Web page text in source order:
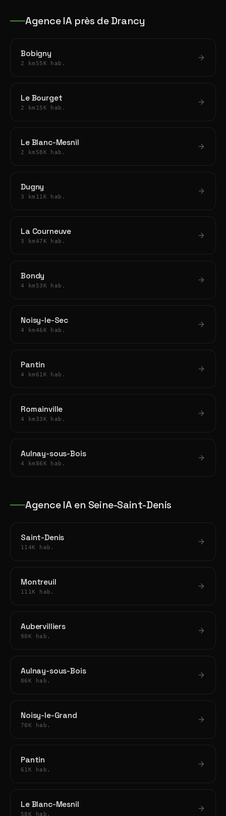
Agence IA près de Drancy
Bobigny
2 km 55K hab.
Le Bourget
2 km 15K hab.
Le Blanc-Mesnil
2 km 58K hab.
Dugny
3 km 11K hab.
La Courneuve
3 km47K hab.
Bondy
4 km 53K hab.
Noisy-le-Sec
4 km46K hab.
Pantin
4 km 61K hab.
Romainville
4 km 33K hab.
Aulnay-sous-Bois
4 km 86K hab.
Agence IA en Seine-Saint-Denis
Saint-Denis
114K hab.
Montreuil
111K hab.
Aubervilliers
90K hab.
Aulnay-sous-Bois
86K hab.
Noisy-le-Grand
70K hab.
Pantin
61K hab.
Le Blanc-Mesnil
58K hab.